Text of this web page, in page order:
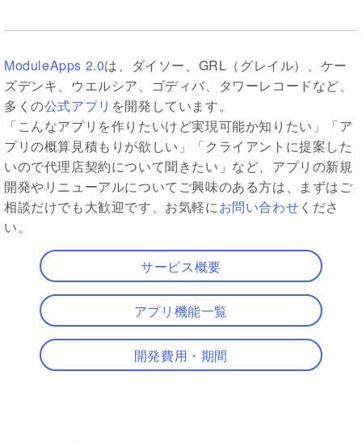
ModuleApps 2.0は、ダイソー、GRL（グレイル）、ケー
ズデンキ、ウエルシア、ゴディバ、タワーレコードなど、
多くの公式アプリ を開発しています。
「こんなアプリを作りたいけど実現可能か知りたい」「ア
プリの概算見積もりが欲しい」「クライアントに提案した
いので代理店契約について聞きたい」など、アプリの新規
開発やリニューアルについてご興味のある方は、まずはご
相談だけでも大歓迎です、お気軽にお問い合わせくださ
い。
サービス概要
アプリ機能一覧
開発費用・期間